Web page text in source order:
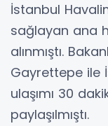
İstanbul
sağlayan ana
alınmıştı.
Gayrettepe ile
ulaşımı 30
paylaşılmıştı.